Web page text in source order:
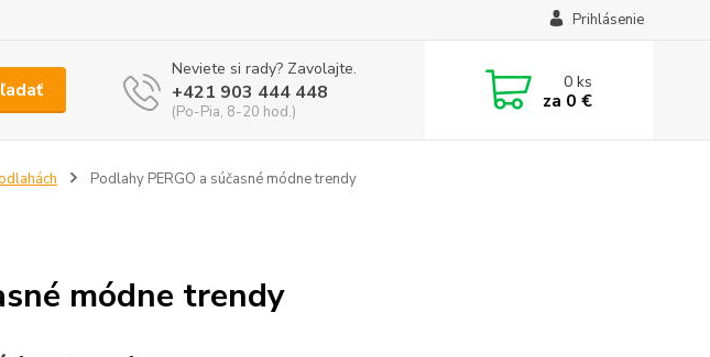
Prihlásenie
Neviete si rady? Zavolajte.
+421 903 444 448
(Po-Pia, 8-20 hod.)
0ks
za 0 €
Podlahy PERGO a súčasné módne trendy
módne trendy